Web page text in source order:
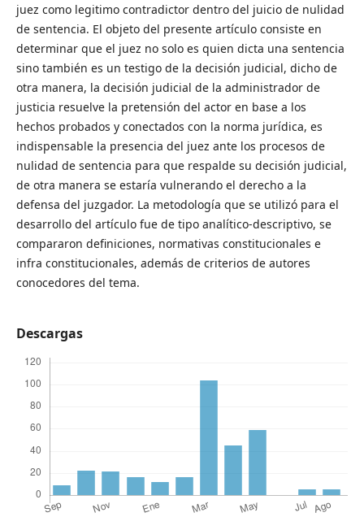
juez como legitimo contradictor dentro del juicio de nulidad
de sentencia. El objeto del presente artículo consiste en
determinar que el juez no solo es quien dicta una sentencia
sino también es un testigo de la decisión judicial, dicho de
otra manera, la decisión judicial de la administrador de
justicia resuelve la pretensión del actor en base a los
hechos probados y conectados con la norma jurídica, es
indispensable la presencia del juez ante los procesos de
nulidad de sentencia para que respalde su decisión judicial,
de otra manera se estaría vulnerando el derecho a la
defensa del juzgador. La metodología que se utilizó para el
desarrollo del artículo fue de tipo analítico-descriptivo, se
compararon definiciones, normativas constitucionales e
infra constitucionales, además de criterios de autores
conocedores del tema.
Descargas